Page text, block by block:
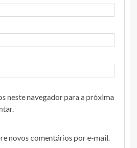
neste navegador para a próxima
novos comentários por e-mail.